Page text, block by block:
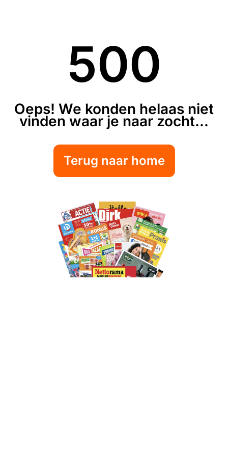
500
Oeps! We konden helaas niet
vinden waar je naar zocht...
Terug naar home